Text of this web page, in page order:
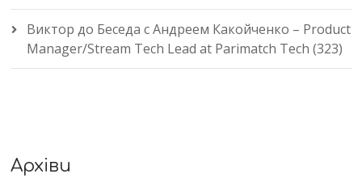
Виктор до Беседа с Андреем Какойченко – Product
Manager/Stream Tech Lead at Parimatch Tech (323)
Архіви